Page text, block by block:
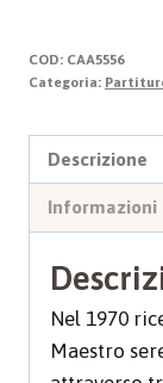
Lombardo
quantità
COD: CAA5556
Categoria:
Descrizione
Informazioni
Nel 1970
Maestro